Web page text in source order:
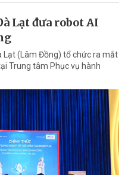
Lạt đưa robot AI
Lạt (Lâm Đồng) tổ chức ra mắt
Trung tâm Phục vụ hành